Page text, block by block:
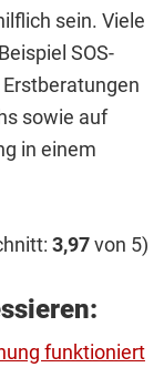
sein. Viele
SOS-
sowie auf
in einem
3,97von 5)
funktioniert